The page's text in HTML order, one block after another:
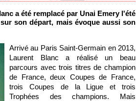
a été remplacé par Unai Emery l'été
son départ, mais évoque aussi son
Arrivé au Paris Saint-Germain en 2013,
Laurent Blanc a réalisé un beau
parcours avec trois titres de champion
de France, deux Coupes de France,
trois Coupes de la Ligue et trois
Trophées des champions. Mais